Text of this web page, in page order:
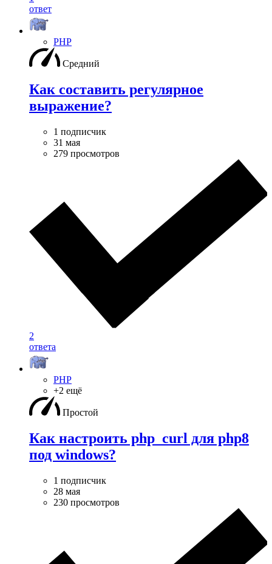
ответ
PHP
Средний
Как составить регулярное
выражение?
1 подписчик
31 мая
279 просмотров
2
ответа
PHP
+2 ещё
Простой
Как настроить php_curl для php8
под windows?
1 подписчик
28 мая
230 просмотров